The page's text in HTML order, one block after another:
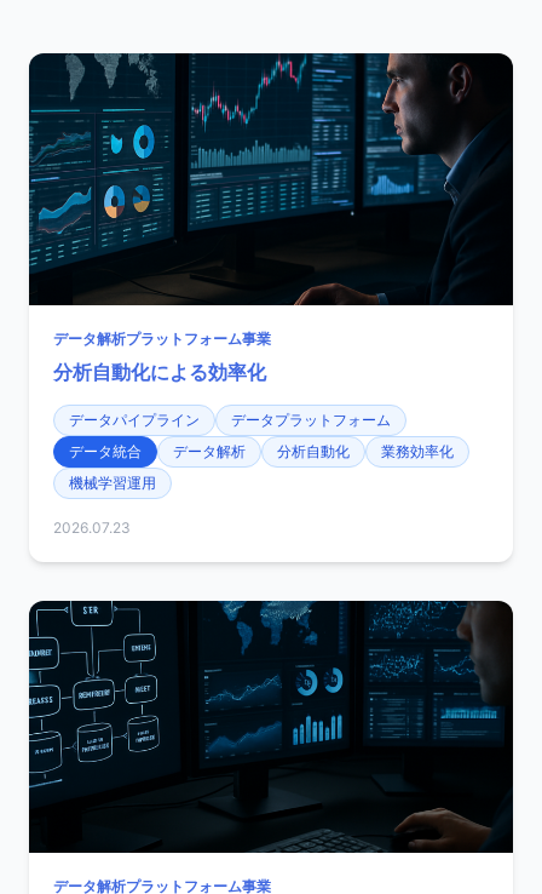
データ解析プラットフォーム事業
分析自動化による効率化
データパイプライン
データプラットフォーム
データ統合
データ解析 分析自動化
業務効率化
機械学習運用
2026.07.23
データ解析プラットフォーム事業